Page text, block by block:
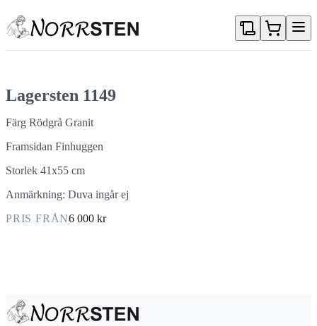
Lagersten 1149
Färg Rödgrå Granit
Framsidan Finhuggen
Storlek 41x55 cm
Anmärkning: Duva ingår ej
PRIS FRÅN6 000 kr